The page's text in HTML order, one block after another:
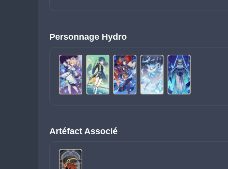
Personnage Hydro
Artéfact Associé